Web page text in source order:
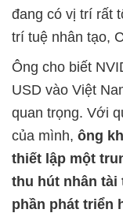
đang có vị trí rất
trí tuệ nhân tạo,
Ông cho biết
USD vào Việt
quan trọng. Với
của mình, ông
thiết lập một
thu hút nhân tài
phần phát triển